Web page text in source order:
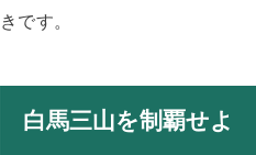
きです。
白馬三山を制覇せよ